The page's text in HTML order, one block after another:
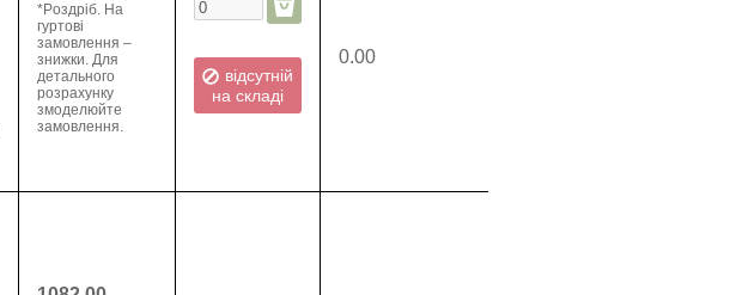
*Pоздріб. На
гуртові
замовлення –
знижки. Для
детального
розрахунку
змоделюйте
замовлення.
відсутній
на складі
0.00